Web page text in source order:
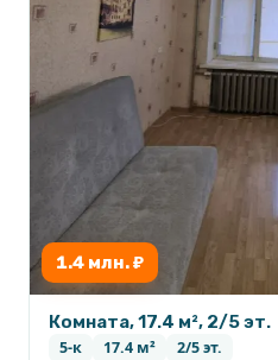
1.4 млн. ₽
Комната, 17.4 м², 2/5 эт.
5-к 17.4 м² 2/5 эт.